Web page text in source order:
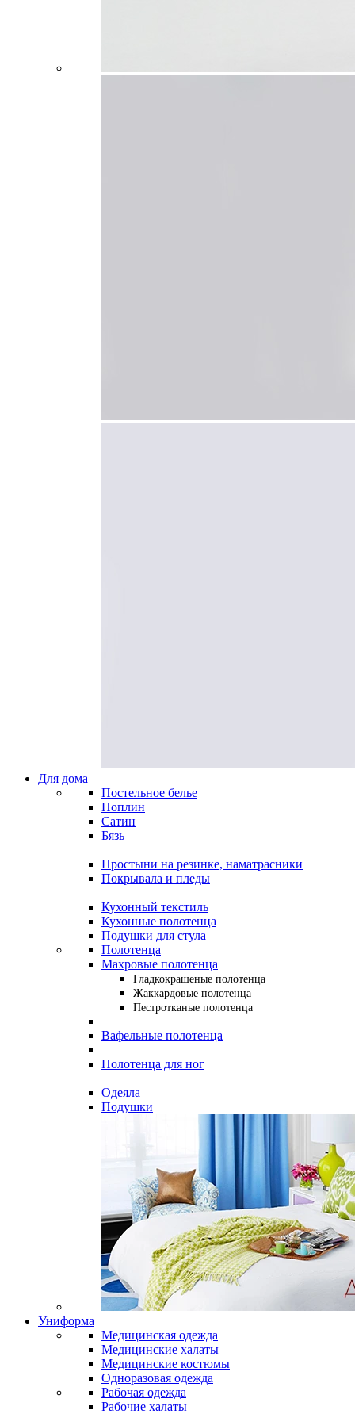
Для дома
Постельное белье
Поплин
Сатин
Бязь
Простыни на резинке, наматрасники
Покрывала и пледы
Кухонный текстиль
Кухонные полотенца
Подушки для стула
Полотенца
Махровые полотенца
Гладкокрашеные полотенца
Жаккардовые полотенца
Пестротканые полотенца
Вафельные полотенца
Полотенца для ног
Одеяла
Подушки
Униформа
Медицинская одежда
Медицинские халаты
Медицинские костюмы
Одноразовая одежда
Рабочая одежда
Рабочие халаты